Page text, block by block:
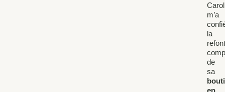
m’a
la
de
sa
en